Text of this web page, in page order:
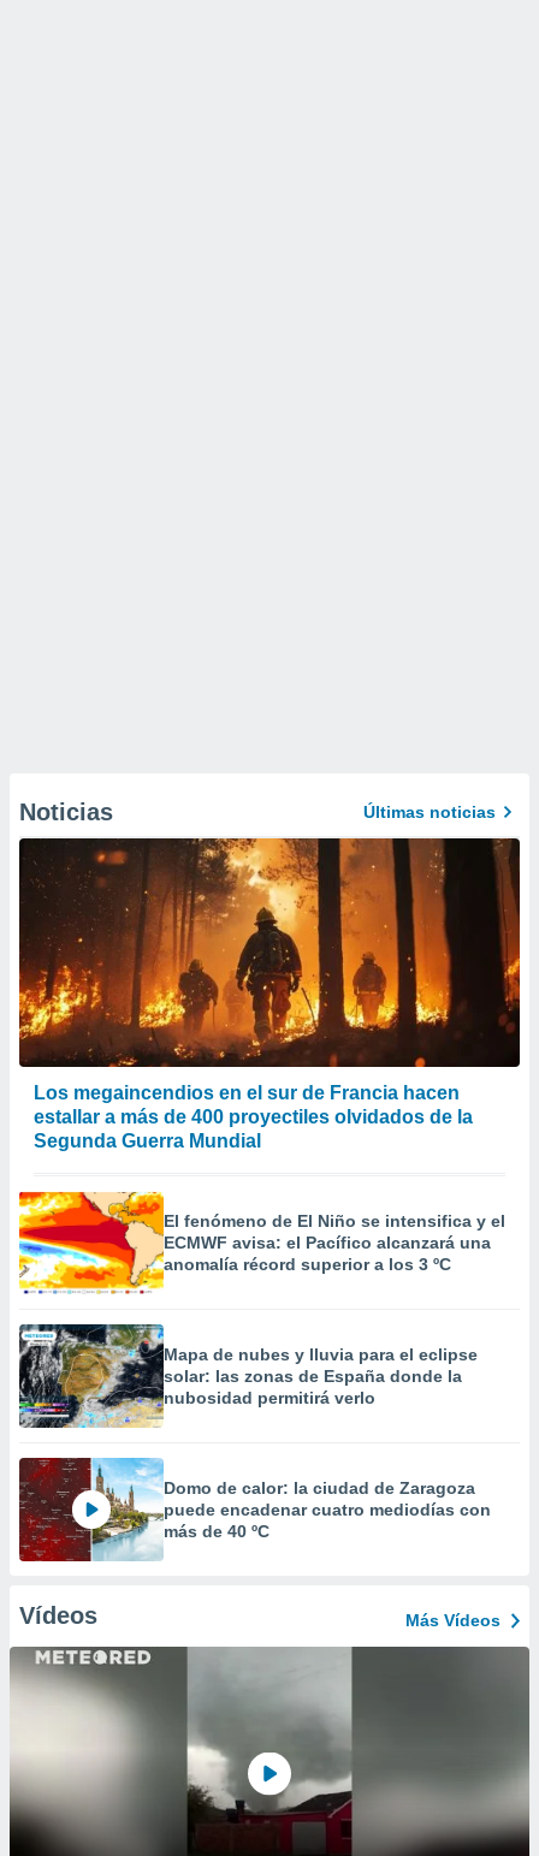
Noticias Últimas noticias
Los megaincendios en el sur de Francia hacen
estallar a más de 400 proyectiles olvidados de la
Segunda Guerra Mundial
El fenómeno de El Niño se intensifica y el
ECMWF avisa: el Pacífico alcanzará una
anomalía récord superior a los 3 ºC
Mapa de nubes y lluvia para el eclipse
solar: las zonas de España donde la
nubosidad permitirá verlo
Domo de calor: la ciudad de Zaragoza
puede encadenar cuatro mediodías con
más de 40 ºC
Vídeos Más Vídeos